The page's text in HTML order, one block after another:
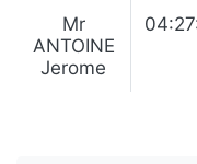
Mr
ANTOINE
Jerome